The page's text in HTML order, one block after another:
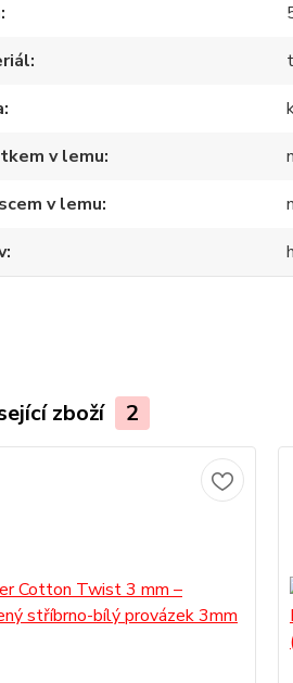
v lemu
v lemu
zboží 2